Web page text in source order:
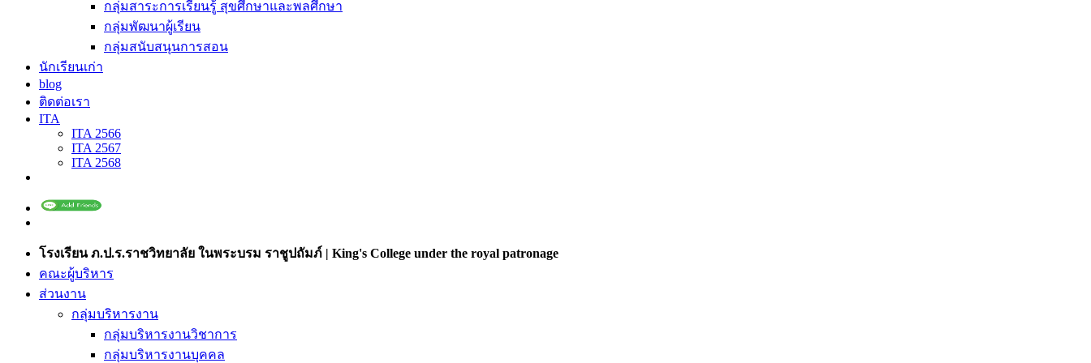
กลุ่มสาระการเรียนรู้ สุขศึกษาและพลศึกษา
กลุ่มพัฒนาผู้เรียน
กลุ่มสนับสนุนการสอน
นักเรียนเก่า
blog
ติดต่อเรา
ITA
ITA 2566
ITA 2567
ITA 2568
โรงเรียน ภ.ป.ร.ราชวิทยาลัย ในพระบรม ราชูปถัมภ์ | King's College under the royal patronage
คณะผู้บริหาร
ส่วนงาน
กลุ่มบริหารงาน
กลุ่มบริหารงานวิชาการ
กลุ่มบริหารงานบุคคล